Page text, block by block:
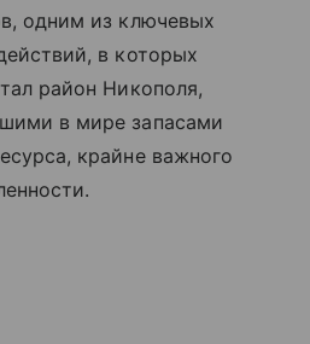
одним из ключевых
в которых
район Никополя,
в мире запасами
крайне важного